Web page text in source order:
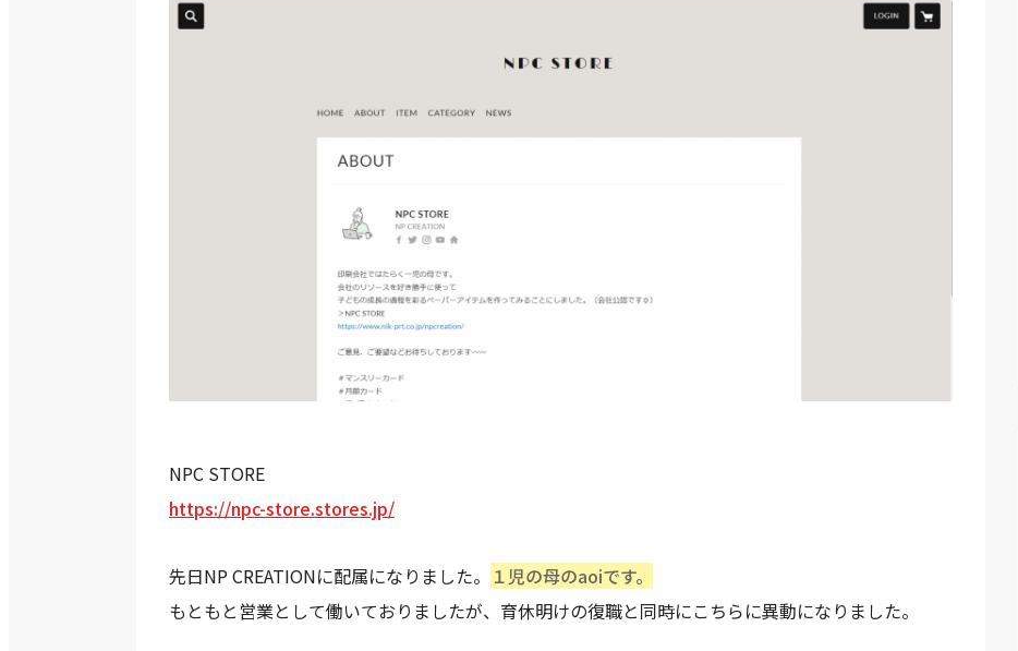
NPC STORE
https://npc-store.stores.jp/
先日NP CREATIONに配属になりました。 １児の母のaoiです。
もともと営業として働いておりましたが、育休明けの復職と同時にこちらに異動になりました。